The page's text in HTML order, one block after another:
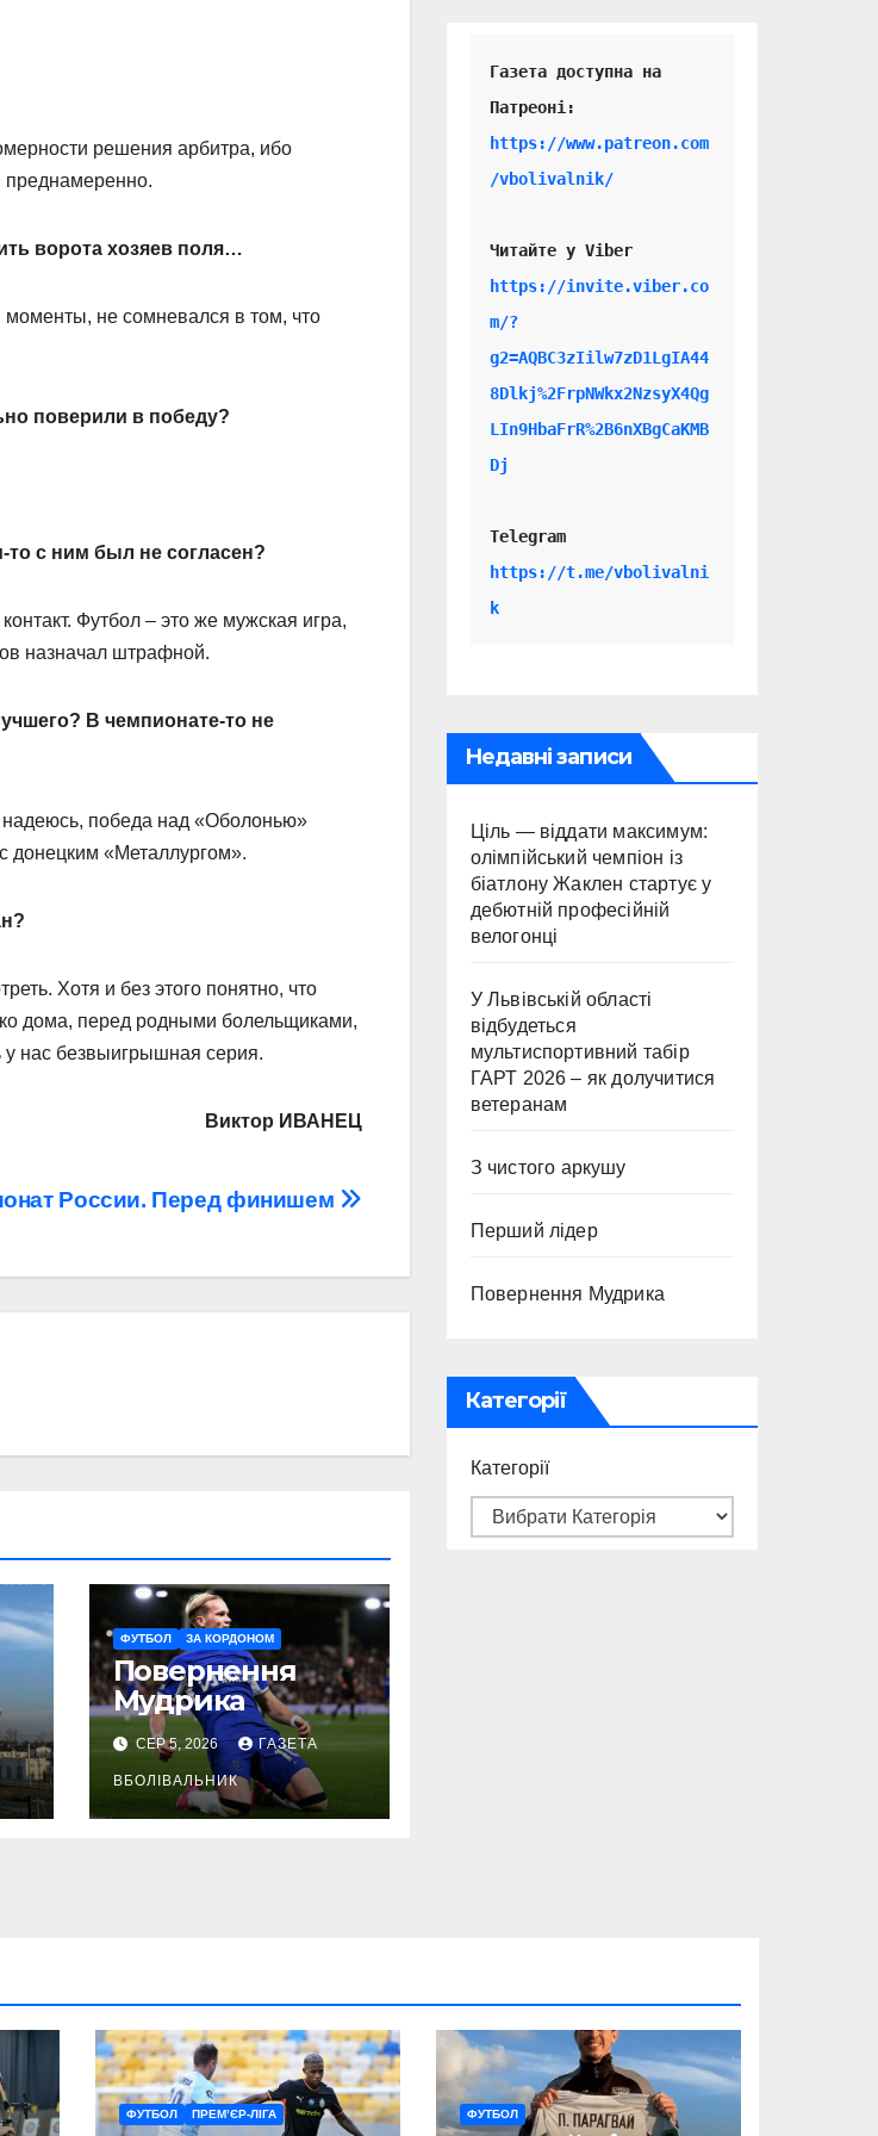
решения арбитра, ибо
преднамеренно.
ворота хозяев поля…
моменты, не сомневался в том, что
поверили в победу?
то с ним был не согласен?
Футбол – это же мужская игра,
назначал штрафной.
В чемпионате-то не
надеюсь, победа над «Оболонью»
донецким «Металлургом».
Хотя и без этого понятно, что
дома, перед родными болельщиками,
у нас безвыигрышная серия.
Виктор ИВАНЕЦ
России. Перед финишем
ФУТБОЛ ЗА КОРДОНОМ
Повернення
Мудрика
СЕР 5, 2026 ГАЗЕТА
ВБОЛІВАЛЬНИК
Газета доступна на
https://www.patreon.com
/vbolivalnik/
Читайте у Viber
https://invite.viber.co
m/?
g2=AQBC3zIilw7zD1LgIA44
8Dlkj%2FrpNWkx2NzsyX4Qg
LIn9HbaFrR%2B6nXBgCaKMB
Dj
Telegram
https://t.me/vbolivalni
k
Недавні записи
Ціль — віддати максимум:
олімпійський чемпіон із
біатлону Жаклен стартує у
дебютній професійній
велогонці
У Львівській області
відбудеться
мультиспортивний табір
ГАРТ 2026 – як долучитися
ветеранам
З чистого аркушу
Перший лідер
Повернення Мудрика
Категорії
Категорії
ФУТБОЛ ПРЕМ’ЄР-ЛІГА ФУТБОЛ